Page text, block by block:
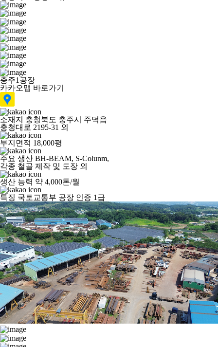
충주1공장
카카오맵 바로가기
소재지
충청북도 충주시 주덕읍
충청대로 2195-31 외
부지면적 18,000평
주요 생산 BH-BEAM, S-Colunm,
각종 철골 제작 및 도장 외
생산 능력 약 4,000톤/월
특징 국토교통부 공장 인증 1급